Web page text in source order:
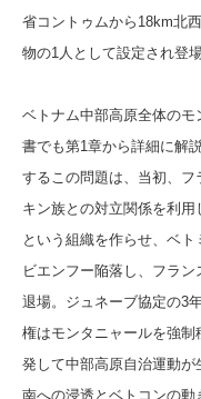
省コントゥムから18km北
物の1人として設定され登
ベトナム中部高原全体の
書でも第1章から詳細に解
するこの問題は、当初、フ
キン族との対立関係を利用
という組織を作らせ、ベ
ビエンフー陥落し、フラ
退場。ジュネーブ協定の3
権はモンタニャールを強
発して中部高原自治運動
南への浸透とベトコンの